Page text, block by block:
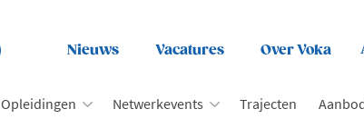
Nieuws Vacatures Over Voka
Opleidingen Netwerkevents Trajecten